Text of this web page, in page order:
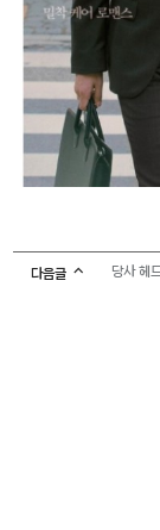
다음글 당사 헤